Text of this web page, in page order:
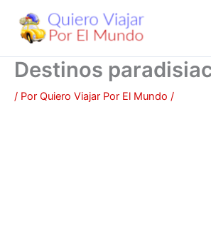
contenido
Destinos
/ Por Quiero Viajar Por El Mundo /